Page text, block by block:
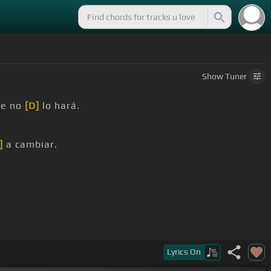
ShowTuner
no [D] lo hará.
a cambiar.
Lyrics On